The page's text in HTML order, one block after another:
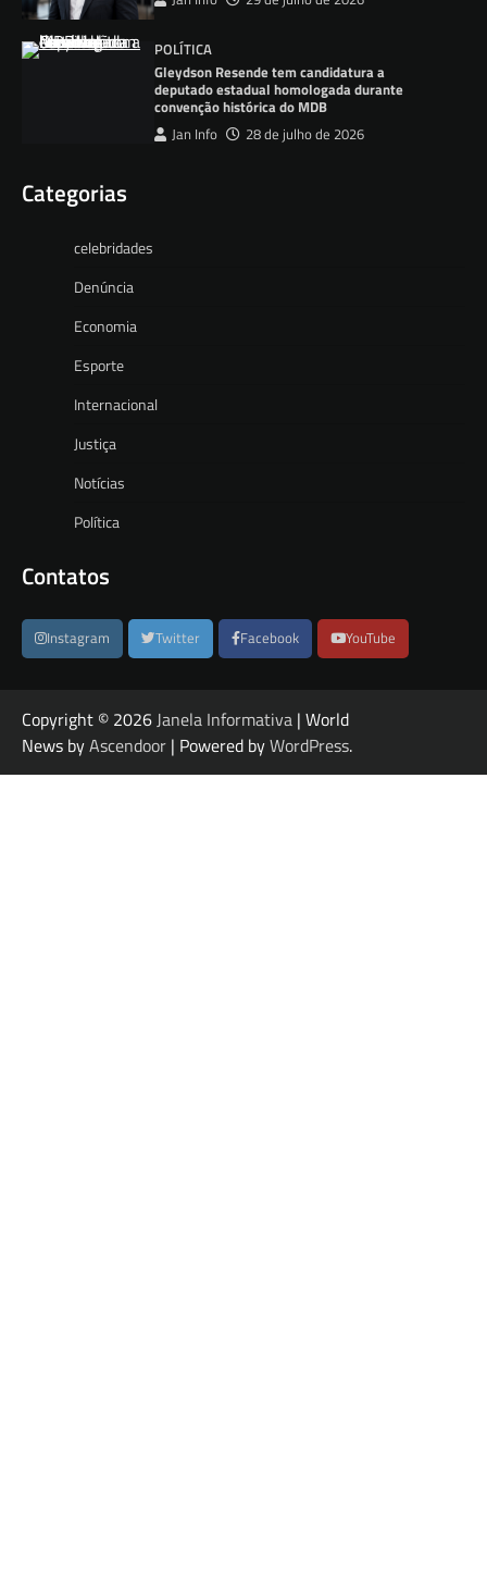
POLÍTICA
Gleydson Resende tem candidatura a
deputado estadual homologada durante
convenção histórica do MDB
Jan Info 28 de julho de 2026
Categorias
celebridades
Denúncia
Economia
Esporte
Internacional
Justiça
Notícias
Política
Contatos
Instagram Twitter Facebook YouTube
Copyright © 2026 Janela Informativa | World
News byAscendoor | Powered byWordPress.